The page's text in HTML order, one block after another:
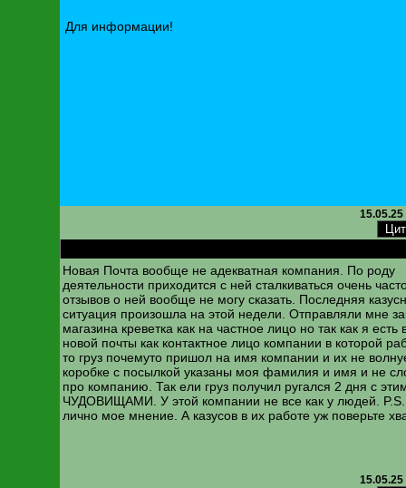
Для информации!
Новая Почта вообще не адекватная компания. По роду
деятельности приходится с ней сталкиваться очень
отзывов о ней вообще не могу сказать. Последняя
ситуация произошла на этой недели. Отправляли мне
магазина креветка как на частное лицо но так как я есть
новой почты как контактное лицо компании в которой
то груз почемуто пришол на имя компании и их не
коробке с посылкой указаны моя фамилия и имя и не
про компанию. Так ели груз получил ругался 2 дня с
ЧУДОВИЩАМИ. У этой компании не все как у людей.
лично мое мнение. А казусов в их работе уж поверьте